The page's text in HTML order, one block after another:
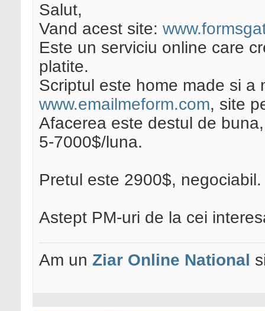
Salut,
Vand acest site:
Este un serviciu online care
platite.
Scriptul este home made si a
www.emailmeform.com, site
Afacerea este destul de
5-7000$/luna.
Pretul este 2900$, negociabil.
Astept PM-uri de la cei
Am un Ziar Online National